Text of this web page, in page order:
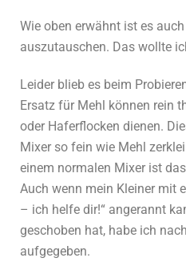
Wie oben erwähnt ist es
auszutauschen. Das wollte
Leider blieb es beim
Ersatz für Mehl können rein
oder Haferflocken dienen.
Mixer so fein wie Mehl
einem normalen Mixer ist
Auch wenn mein Kleiner mit
– ich helfe dir!“ angerannt
geschoben hat, habe ich
aufgegeben.